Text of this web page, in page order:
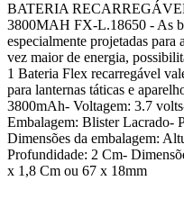
BATERIA
3800MAH FX-L.18650 - As
especialmente projetadas para
vez maior de energia,
1 Bateria Flex recarregável
para lanternas táticas e
3800mAh- Voltagem: 3.7
Embalagem: Blister Lacrado-
Dimensões da embalagem:
Profundidade: 2 Cm-
x 1,8 Cm ou 67 x 18mm